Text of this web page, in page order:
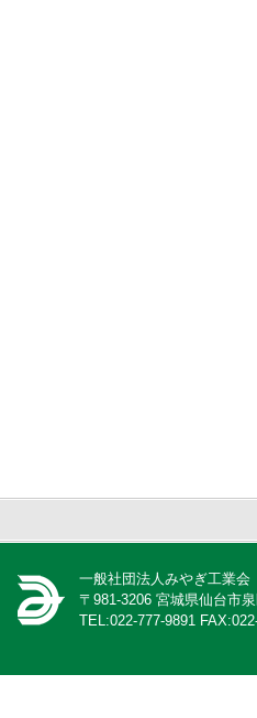
一般社団法人みやぎ工業会
〒981-3206 宮城県仙台市
TEL:022-777-9891